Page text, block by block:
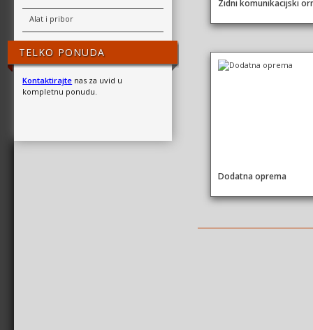
Alat i pribor
TELKO PONUDA
Kontaktirajte nas za uvid u
kompletnu ponudu.
Zidni komunikacijski
Dodatna oprema